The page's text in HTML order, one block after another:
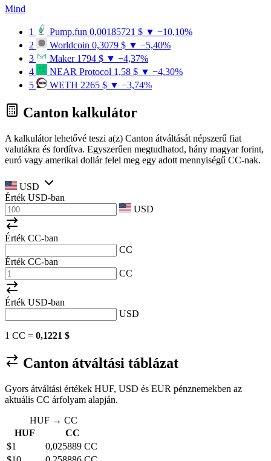
Mind
1 Pump.fun 0,00185721 $ ▼ −10,10%
2
Worldcoin 0,3079 $ ▼ −5,40%
3
Maker 1794 $ ▼ −4,37%
4
NEAR Protocol 1,58 $ ▼ −4,30%
5
WETH 2265 $ ▼ −3,74%
Canton kalkulátor
A kalkulátor lehetővé teszi a(z) Canton átváltását népszerű fiat
valutákra és fordítva. Egyszerűen megtudhatod, hány magyar forint,
euró vagy amerikai dollár felel meg egy adott mennyiségű CC-nak.
USD
Érték USD-ban
USD
Érték CC-ban
CC
Érték CC-ban
CC
Érték USD-ban
USD
1 CC = 0,1221 $
Canton átváltási táblázat
Gyors átváltási értékek HUF, USD és EUR pénznemekben az
aktuális CC árfolyam alapján.
HUF → CC
HUF
CC
$1
0,025889 CC